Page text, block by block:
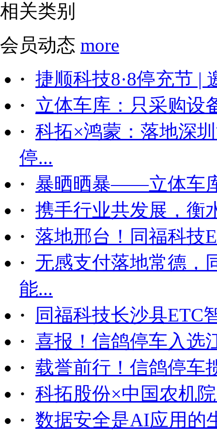
相关类别
会员动态 more
· 捷顺科技8·8停充节 |
· 立体车库：只采购设
· 科拓×鸿蒙：落地深
停...
· 暴晒晒暴——立体车
· 携手行业共发展，衡
· 落地邢台！同福科技
· 无感支付落地常德，
能...
·
同福科技长沙县ETC
· 喜报！信鸽停车入选
· 载誉前行！信鸽停车
· 科拓股份×中国农机
· 数据安全是AI应用的